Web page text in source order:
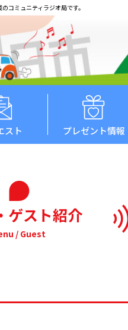
コミュニティラジオ局です。
スト プレゼント情報
ゲスト紹介
/ Guest